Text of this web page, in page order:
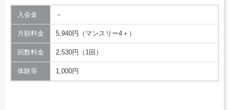
入会金 －
月額料金 5,940円（マンスリー4＋）
回数料金 2,530円（1回）
体験等 1,000円